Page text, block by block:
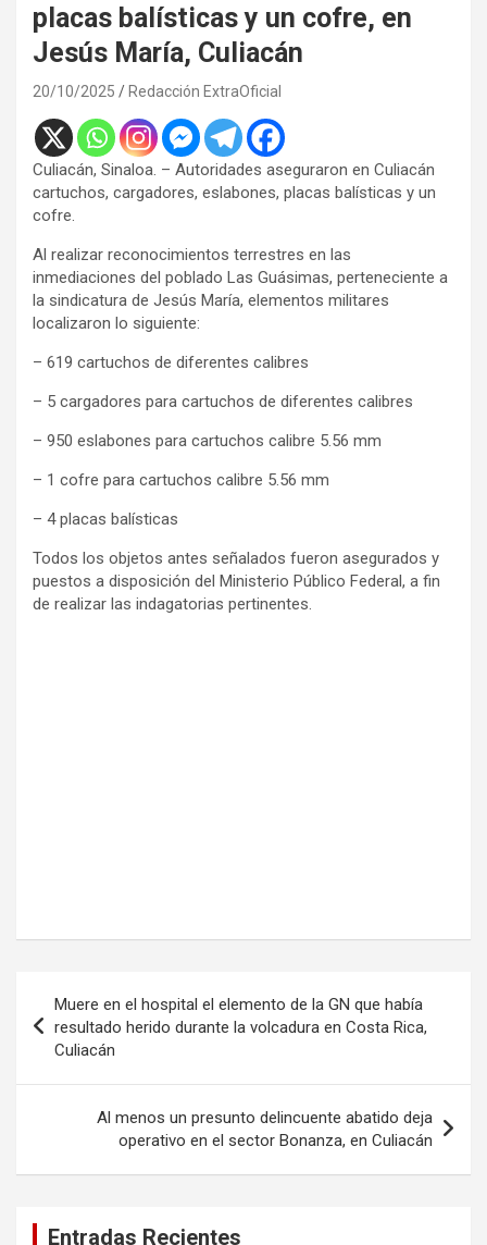
placas balísticas y un cofre, en
Jesús María, Culiacán
20/10/2025 Redacción ExtraOficial
Culiacán, Sinaloa. – Autoridades aseguraron en Culiacán
cartuchos, cargadores, eslabones, placas balísticas y un
cofre.
Al realizar reconocimientos terrestres en las
inmediaciones del poblado Las Guásimas, perteneciente a
la sindicatura de Jesús María, elementos militares
localizaron lo siguiente:
– 619 cartuchos de diferentes calibres
– 5 cargadores para cartuchos de diferentes calibres
– 950 eslabones para cartuchos calibre 5.56 mm
– 1 cofre para cartuchos calibre 5.56 mm
– 4 placas balísticas
Todos los objetos antes señalados fueron asegurados y
puestos a disposición del Ministerio Público Federal, a fin
de realizar las indagatorias pertinentes.
de
entradas
Muere en el hospital el elemento de la GN que había
resultado herido durante la volcadura en Costa Rica,
Culiacán
Al menos un presunto delincuente abatido deja
operativo en el sector Bonanza, en Culiacán
Entradas Recientes